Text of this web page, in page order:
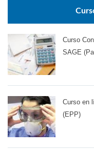
Curso
SAGE
Curso en
(EPP)